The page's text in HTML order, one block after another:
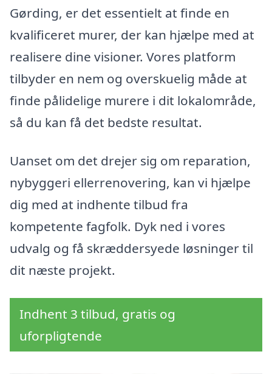
Gørding, er det essentielt at finde en
kvalificeret murer, der kan hjælpe med at
realisere dine visioner. Vores platform
tilbyder en nem og overskuelig måde at
finde pålidelige murere i dit lokalområde,
så du kan få det bedste resultat.
Uanset om det drejer sig om reparation,
nybyggeri ellerrenovering, kan vi hjælpe
dig med at indhente tilbud fra
kompetente fagfolk. Dyk ned i vores
udvalg og få skræddersyede løsninger til
dit næste projekt.
Indhent 3 tilbud, gratis og
uforpligtende